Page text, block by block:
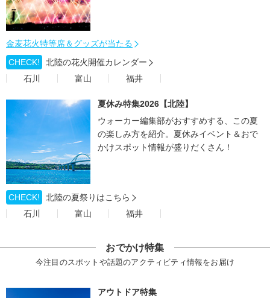
金麦花火特等席＆グッズが当たる
CHECK!
北陸の花火開催カレンダー
石川
富山 福井
夏休み特集2026【北陸】
ウォーカー編集部がおすすめする、この夏
の楽しみ方を紹介。夏休みイベント＆おで
かけスポット情報が盛りだくさん！
CHECK!
北陸の夏祭りはこちら
石川
富山 福井
おでかけ特集
今注目のスポットや話題のアクティビティ情報をお届け
アウトドア特集